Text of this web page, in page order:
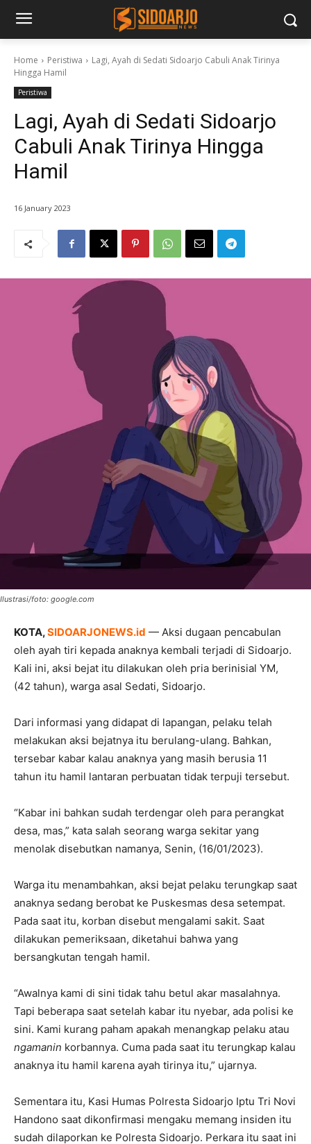
Home Peristiwa
Lagi, Ayah di Sedati Sidoarjo Cabuli Anak Tirinya
Hingga Hamil
Peristiwa
Lagi, Ayah di Sedati Sidoarjo
Cabuli Anak Tirinya Hingga
Hamil
16 January 2023
Ilustrasi/foto: google.com
KOTA,SIDOARJONEWS.id — Aksi dugaan pencabulan
oleh ayah tiri kepada anaknya kembali terjadi di Sidoarjo.
Kali ini, aksi bejat itu dilakukan oleh pria berinisial YM,
(42 tahun), warga asal Sedati, Sidoarjo.
Dari informasi yang didapat di lapangan, pelaku telah
melakukan aksi bejatnya itu berulang-ulang. Bahkan,
tersebar kabar kalau anaknya yang masih berusia 11
tahun itu hamil lantaran perbuatan tidak terpuji tersebut.
“Kabar ini bahkan sudah terdengar oleh para perangkat
desa, mas,” kata salah seorang warga sekitar yang
menolak disebutkan namanya, Senin, (16/01/2023).
Warga itu menambahkan, aksi bejat pelaku terungkap saat
anaknya sedang berobat ke Puskesmas desa setempat.
Pada saat itu, korban disebut mengalami sakit. Saat
dilakukan pemeriksaan, diketahui bahwa yang
bersangkutan tengah hamil.
“Awalnya kami di sini tidak tahu betul akar masalahnya.
Tapi beberapa saat setelah kabar itu nyebar, ada polisi ke
sini. Kami kurang paham apakah menangkap pelaku atau
ngamanin korbannya. Cuma pada saat itu terungkap kalau
anaknya itu hamil karena ayah tirinya itu,” ujarnya.
Sementara itu, Kasi Humas Polresta Sidoarjo Iptu Tri Novi
Handono saat dikonfirmasi mengaku memang insiden itu
sudah dilaporkan ke Polresta Sidoarjo. Perkara itu saat ini